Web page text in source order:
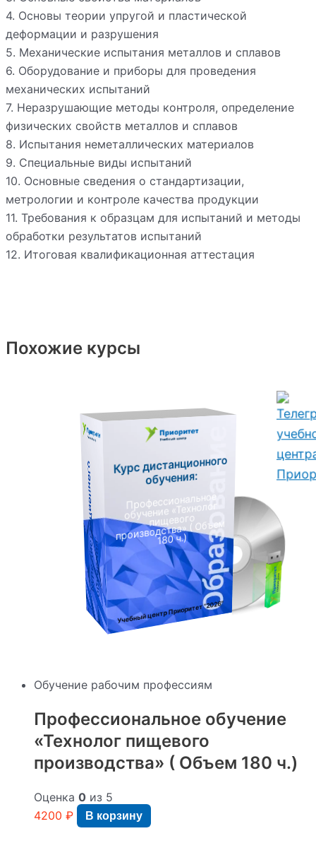
4. Основы теории упругой и пластической
деформации и разрушения
5. Механические испытания металлов и сплавов
6. Оборудование и приборы для проведения
механических испытаний
7. Неразрушающие методы контроля, определение
физических свойств металлов и сплавов
8. Испытания неметаллических материалов
9. Специальные виды испытаний
10. Основные сведения о стандартизации,
метрологии и контроле качества продукции
11. Требования к образцам для испытаний и методы
обработки результатов испытаний
12. Итоговая квалификационная аттестация
Похожие курсы
Курс дистанционного
обучения:
Профессиональное
обучение «Технолог
пищевого
производства» ( Объем
180 ч.)
Учебный центр Приоритет"2026"
К
у
р
с
д
и
с
т
а
н
ц
и
о
н
н
о
г
о
о
б
у
ч
е
н
и
я:
Обучение рабочим профессиям
Профессиональное обучение
«Технолог пищевого
производства» ( Объем 180 ч.)
Оценка 0 из 5
4200 ₽ В корзину